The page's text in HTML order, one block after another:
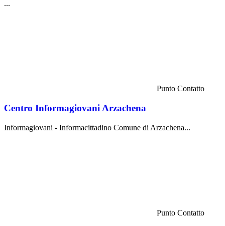
...
Punto Contatto
Centro Informagiovani Arzachena
Informagiovani - Informacittadino Comune di Arzachena...
Punto Contatto